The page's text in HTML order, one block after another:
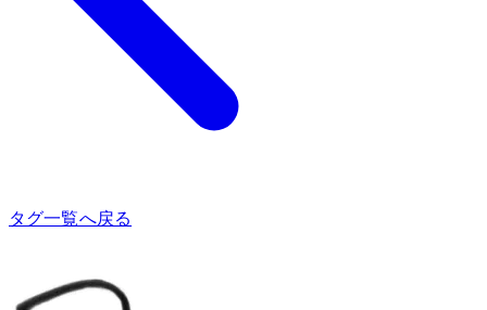
タグ一覧へ戻る